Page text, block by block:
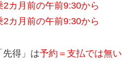
2カ月前の午前9:30から
2カ月前の午前9:30から
先得」は予約＝支払では無い